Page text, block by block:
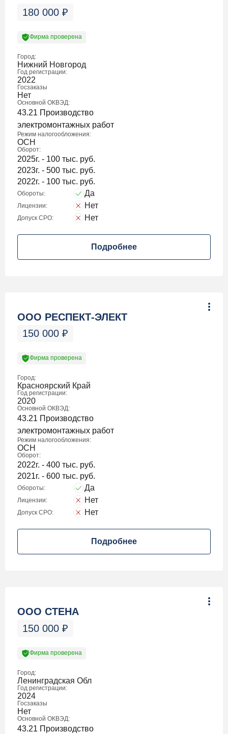
180 000 ₽
Фирма проверена
Город:
Нижний Новгород
Год регистрации:
2022
Госзаказы
Нет
Основной ОКВЭД:
43.21 Производство
электромонтажных работ
Режим налогообложения:
ОСН
Оборот:
2025г. - 100 тыс. руб.
2023г. - 500 тыс. руб.
2022г. - 100 тыс. руб.
Обороты: Да
Лицензии: Нет
Допуск СРО: Нет
Подробнее
ООО РЕСПЕКТ-ЭЛЕКТ
150 000 ₽
Фирма проверена
Город:
Красноярский Край
Год регистрации:
2020
Основной ОКВЭД:
43.21 Производство
электромонтажных работ
Режим налогообложения:
ОСН
Оборот:
2022г. - 400 тыс. руб.
2021г. - 600 тыс. руб.
Обороты: Да
Лицензии: Нет
Допуск СРО: Нет
Подробнее
ООО СТЕНА
150 000 ₽
Фирма проверена
Город:
Ленинградская Обл
Год регистрации:
2024
Госзаказы
Нет
Основной ОКВЭД:
43.21 Производство